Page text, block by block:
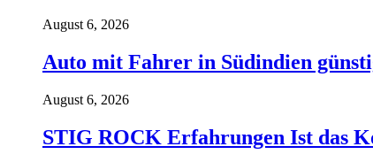
August 6, 2026
Auto mit Fahrer in Südindien
August 6, 2026
STIG ROCK Erfahrungen Ist das